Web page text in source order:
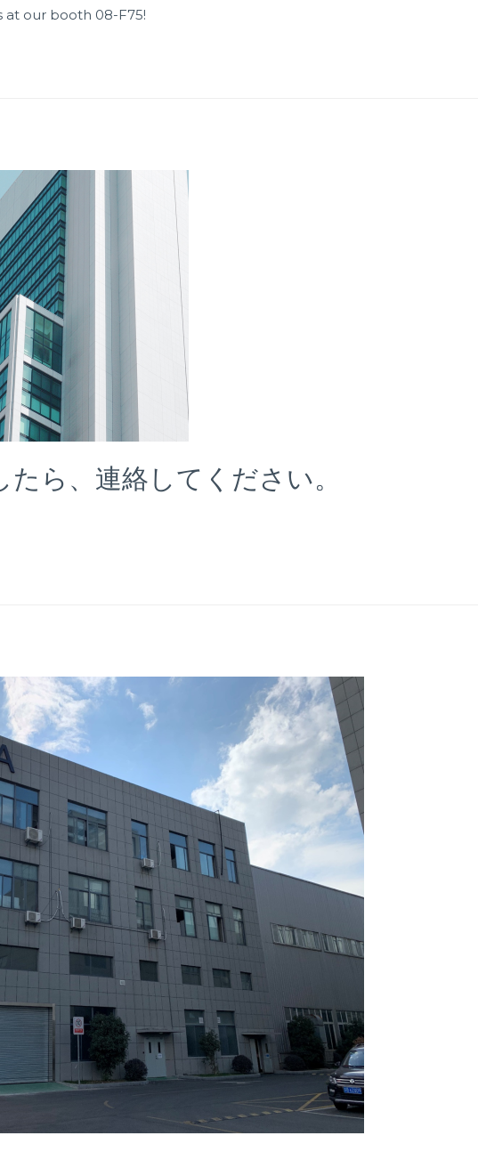
at our booth 08-F75!
ら、連絡してください。